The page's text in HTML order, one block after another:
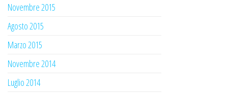
Novembre 2015
Agosto 2015
Marzo 2015
Novembre 2014
Luglio 2014